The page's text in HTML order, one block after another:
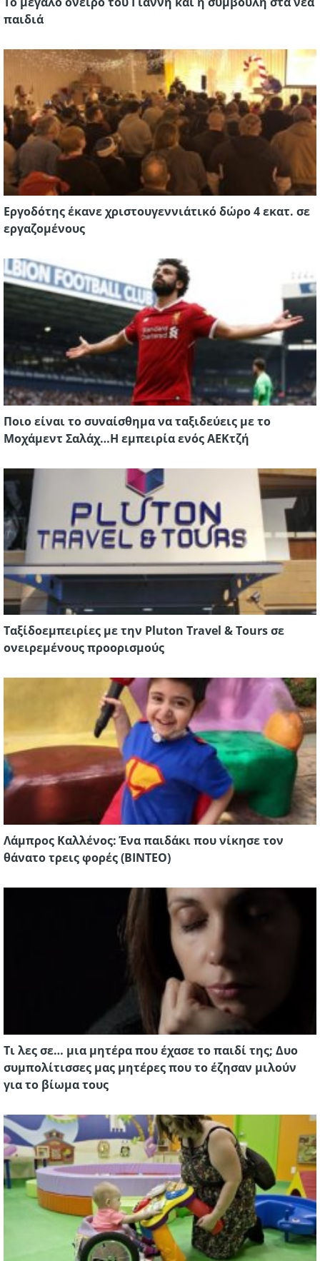
παιδιά
Εργοδότης έκανε χριστουγεννιάτικό δώρο 4 εκατ. σε
εργαζομένους
Ποιο είναι το συναίσθημα να ταξιδεύεις με το
Μοχάμεντ Σαλάχ…Η εμπειρία ενός ΑΕΚτζή
Ταξίδοεμπειρίες με την Pluton Travel & Tours σε
ονειρεμένους προορισμούς
Λάμπρος Καλλένος: Ένα παιδάκι που νίκησε τον
θάνατο τρεις φορές (ΒΙΝΤΕΟ)
Τι λες σε… μια μητέρα που έχασε το παιδί της; Δυο
συμπολίτισσες μας μητέρες που το έζησαν μιλούν
για το βίωμα τους